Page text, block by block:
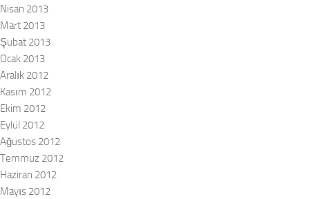
Nisan 2013
Mart 2013
Şubat 2013
Ocak 2013
Aralık 2012
Kasım 2012
Ekim 2012
Eylül 2012
Ağustos 2012
Temmuz 2012
Haziran 2012
Mayıs 2012